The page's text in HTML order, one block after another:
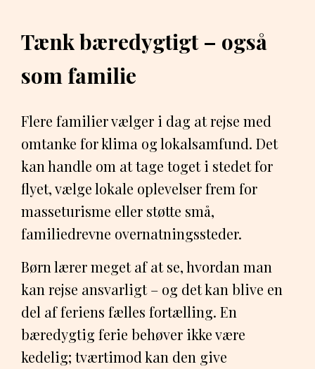
Tænk bæredygtigt – også
som familie
Flere familier vælger i dag at rejse med
omtanke for klima og lokalsamfund. Det
kan handle om at tage toget i stedet for
flyet, vælge lokale oplevelser frem for
masseturisme eller støtte små,
familiedrevne overnatningssteder.
Børn lærer meget af at se, hvordan man
kan rejse ansvarligt – og det kan blive en
del af feriens fælles fortælling. En
bæredygtig ferie behøver ikke være
kedelig; tværtimod kan den give